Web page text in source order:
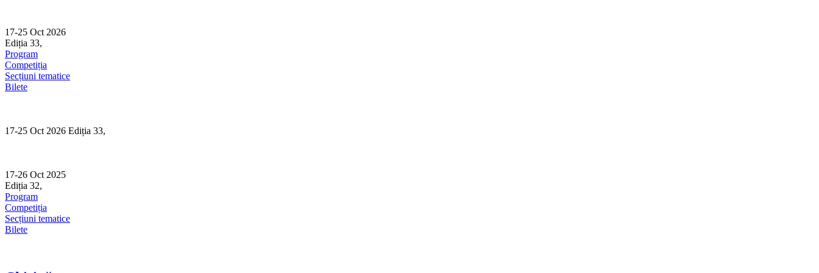
content
17-25 Oct 2026
Ediția 33,
Program
Competiția
Secțiuni tematice
Bilete
17-25 Oct 2026 Ediția 33,
17-26 Oct 2025
Ediția 32,
Program
Competiția
Secțiuni tematice
Bilete